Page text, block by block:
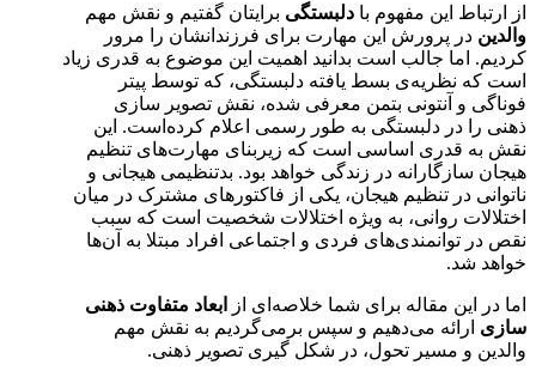
از ارتباط این مفهوم با دلبستگی برایتان گفتیم و نقش مهم
والدین در پرورش این مهارت برای فرزندانشان را مرور
کردیم. اما جالب است بدانید اهمیت این موضوع به قدری زیاد
است که نظریه‌ی بسط یافته دلبستگی، که توسط پیتر
فوناگی و آنتونی بتمن معرفی شده، نقش تصویر سازی
ذهنی را در دلبستگی به طور رسمی اعلام کرده‌است. این
نقش به قدری اساسی است که زیربنای مهارت‌های تنظیم
هیجان سازگارانه در زندگی خواهد بود. بدتنظیمی هیجانی و
ناتوانی در تنظیم هیجان، یکی از فاکتورهای مشترک در میان
اختلالات روانی، به ویژه اختلالات شخصیت است که سبب
نقص در توانمندی‌های فردی و اجتماعی افراد مبتلا به آن‌ها
خواهد شد.
اما در این مقاله برای شما خلاصه‌ای از
ابعاد متفاوت ذهنی
سازی ارائه می‌دهیم و سپس برمی‌گردیم به نقش مهم
والدین و مسیر تحول، در شکل گیری تصویر ذهنی.